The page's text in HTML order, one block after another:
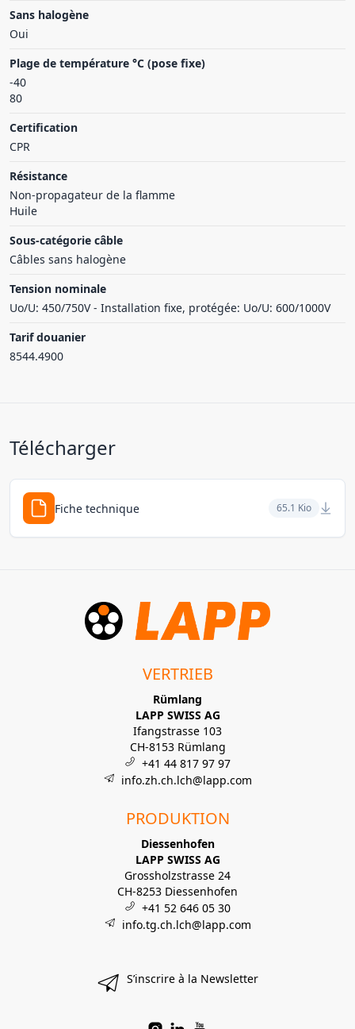
Sans halogène
Oui
Plage de température °C (pose fixe)
-40
80
Certification
CPR
Résistance
Non-propagateur de la flamme
Huile
Sous-catégorie câble
Câbles sans halogène
Tension nominale
Uo/U: 450/750V - Installation fixe, protégée: Uo/U: 600/1000V
Tarif douanier
8544.4900
Télécharger
Fiche technique 65.1 Kio
VERTRIEB
Rümlang
LAPP SWISS AG
Ifangstrasse 103
CH-8153 Rümlang
+41 44 817 97 97
info.zh.ch.lch@lapp.com
PRODUKTION
Diessenhofen
LAPP SWISS AG
Grossholzstrasse 24
CH-8253 Diessenhofen
+41 52 646 05 30
info.tg.ch.lch@lapp.com
S’inscrire à la Newsletter